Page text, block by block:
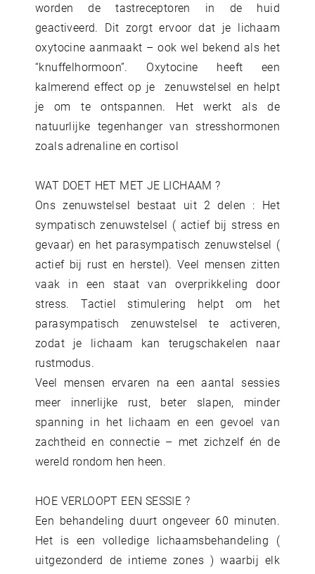
worden de tastreceptoren in de huid
geactiveerd. Dit zorgt ervoor dat je lichaam
oxytocine aanmaakt – ook wel bekend als het
“knuffelhormoon”. Oxytocine heeft een
kalmerend effect op je zenuwstelsel en helpt
je om te ontspannen. Het werkt als de
natuurlijke tegenhanger van stresshormonen
zoals adrenaline en cortisol
WAT DOET HET MET JE LICHAAM ?
Ons zenuwstelsel bestaat uit 2 delen : Het
sympatisch zenuwstelsel ( actief bij stress en
gevaar) en het parasympatisch zenuwstelsel (
actief bij rust en herstel). Veel mensen zitten
vaak in een staat van overprikkeling door
stress. Tactiel stimulering helpt om het
parasympatisch zenuwstelsel te activeren,
zodat je lichaam kan terugschakelen naar
rustmodus.
Veel mensen ervaren na een aantal sessies
meer innerlijke rust, beter slapen, minder
spanning in het lichaam en een gevoel van
zachtheid en connectie – met zichzelf én de
wereld rondom hen heen.
HOE VERLOOPT EEN SESSIE ?
Een behandeling duurt ongeveer 60 minuten.
Het is een volledige lichaamsbehandeling (
uitgezonderd de intieme zones ) waarbij elk